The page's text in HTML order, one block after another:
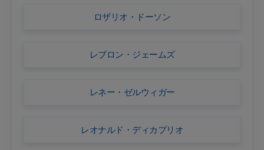
ロザリオ・ドーソン
レブロン・ジェームズ
レネー・ゼルウィガー
レオナルド・ディカプリオ